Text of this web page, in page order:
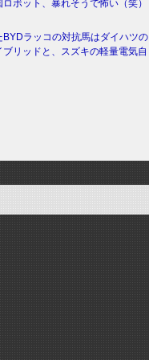
ボット、暴れそうで怖い（笑）
BYDラッコの対抗馬はダイハツの
リッドと、スズキの軽量電気自